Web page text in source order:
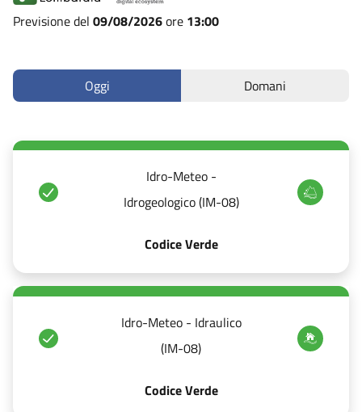
Previsione del 09/08/2026ore 13:00
Oggi Domani
Idro-Meteo -
Idrogeologico (IM-08)
Codice Verde
Idro-Meteo - Idraulico
(IM-08)
Codice Verde